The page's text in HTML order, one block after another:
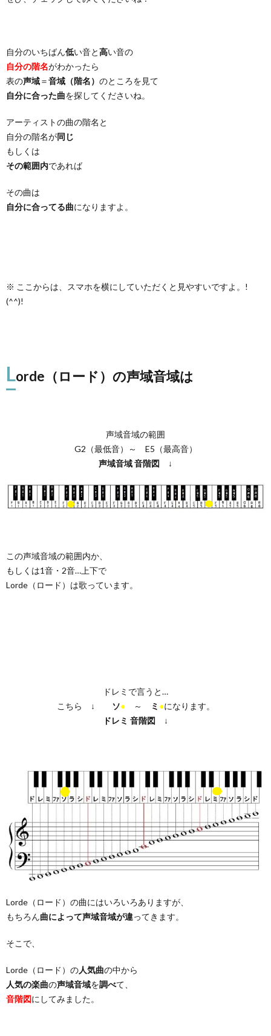
自分のいちばん低い音と高い音の
自分の階名がわかったら
表の声域＝音域（階名） のところを見て
自分に合った曲を探してくださいね。
アーティストの曲の階名と
自分の階名が同じ
もしくは
その範囲内であれば
その曲は
自分に合ってる曲になりますよ。
※ ここからは、スマホを横にしていただくと見やすいですよ。!
(^^)!
Lorde（ロード）の声域音域は
声域音域の範囲
G2（最低音）～ E5（最高音）
声域音域音階図 ↓
この声域音域の範囲内か、
もしくは1音・2音…上下で
Lorde（ロード）は歌っています。
ドレミで言うと…
こちら ↓
ソ●～ ミ ●になります。
ドレミ 音階図 ↓
Lorde（ロード）の曲にはいろいろありますが、
もちろん曲によって声域音域が違ってきます。
そこで、
Lorde（ロード）の人気曲の中から
人気の楽曲の声域音域を調べて、
音階図にしてみました。